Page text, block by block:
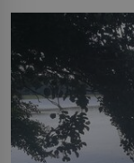
Boskovice na
ve13. století, a